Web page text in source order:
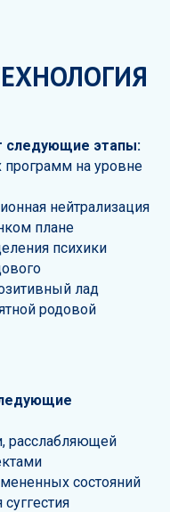
следующие этапы:
на уровне
нейтрализация
плане
психики
лад
родовой
расслабляющей
состояний